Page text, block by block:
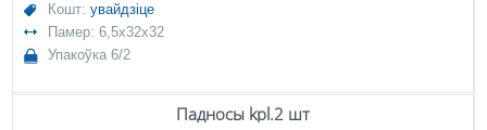
Кошт:увайдзіце
Памер: 6,5x32x32
Упакоўка 6/2
Падносы kpl.2 шт